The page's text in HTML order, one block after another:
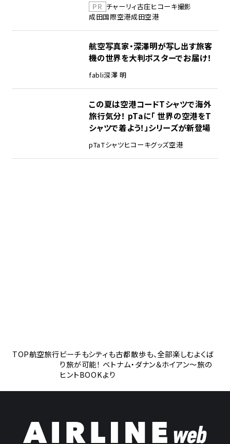
PR チャーリィ古庄ヒコーキ撮影
成田国際空港成田空港
航空写真家・深澤明が写し出す旅客
機の世界を大判ポスターでお届け！
fabli深澤 明
この夏は空港コードTシャツで海外
旅行気分！ pTaに「 世界の空港をT
シャツで着よう！」シリーズが新登場
pTaTシャツヒコーキグッズ空港
TOP航空旅行ビーチもシティも古都散歩も、全部楽しむよくば
り旅が可能！ ベトナム・ダナン＆ホイアン～旅の
ヒントBOOKより